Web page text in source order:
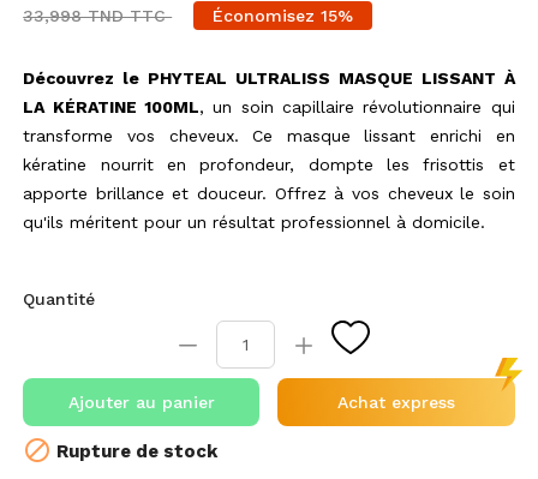
33,998 TND TTC Économisez 15%
Découvrez le PHYTEAL ULTRALISS MASQUE LISSANT À
LA KÉRATINE 100ML, un soin capillaire révolutionnaire qui
transforme vos cheveux. Ce masque lissant enrichi en
kératine nourrit en profondeur, dompte les frisottis et
apporte brillance et douceur. Offrez à vos cheveux le soin
qu'ils méritent pour un résultat professionnel à domicile.
Quantité
Ajouter au panier Achat express
 Rupture de stock